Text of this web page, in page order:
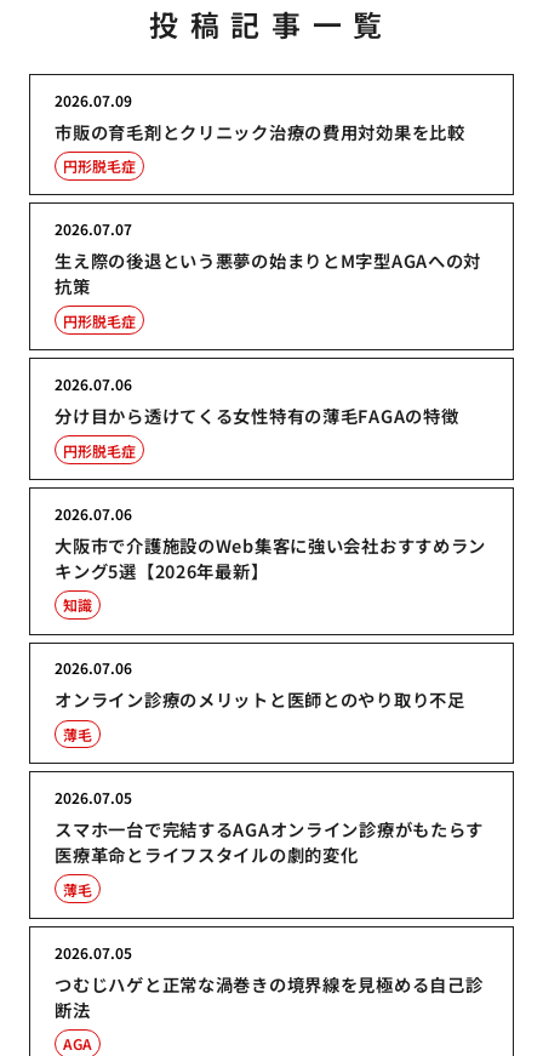
投稿記事一覧
市販の育毛剤とクリニック治療の費用対効果を比較
2026.07.09
円形脱毛症
生え際の後退という悪夢の始まりとM字型AGAへの対
抗策
2026.07.07
円形脱毛症
分け目から透けてくる女性特有の薄毛FAGAの特徴
2026.07.06
円形脱毛症
大阪市で介護施設のWeb集客に強い会社おすすめラン
キング5選【2026年最新】
2026.07.06
知識
オンライン診療のメリットと医師とのやり取り不足
2026.07.06
薄毛
スマホ一台で完結するAGAオンライン診療がもたらす
医療革命とライフスタイルの劇的変化
2026.07.05
薄毛
つむじハゲと正常な渦巻きの境界線を見極める自己診
断法
2026.07.05
AGA